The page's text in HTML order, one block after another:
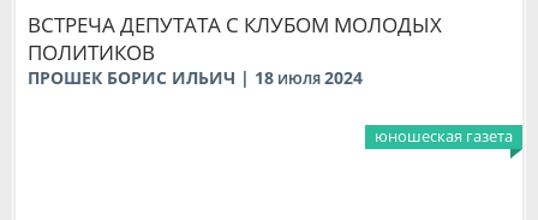
ВСТРЕЧА ДЕПУТАТА С КЛУБОМ МОЛОДЫХ
ПОЛИТИКОВ
ПРОШЕК БОРИС ИЛЬИЧ | 18 ИЮЛЯ 2024
юношеская газета